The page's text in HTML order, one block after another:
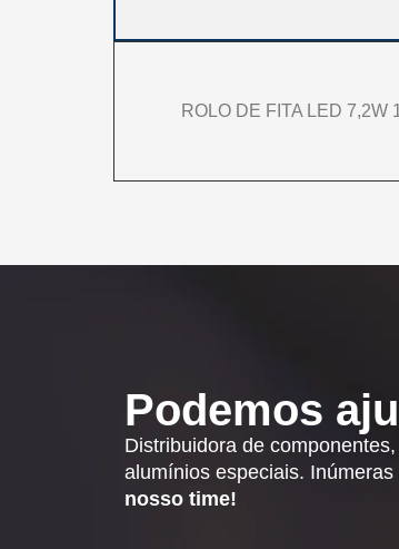
ROLO DE FITA LED 7,2W
Podemos
Distribuidora de
alumínios especiais.
nosso time!